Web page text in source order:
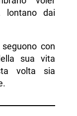
lontano dai
con
sua vita
volta sia